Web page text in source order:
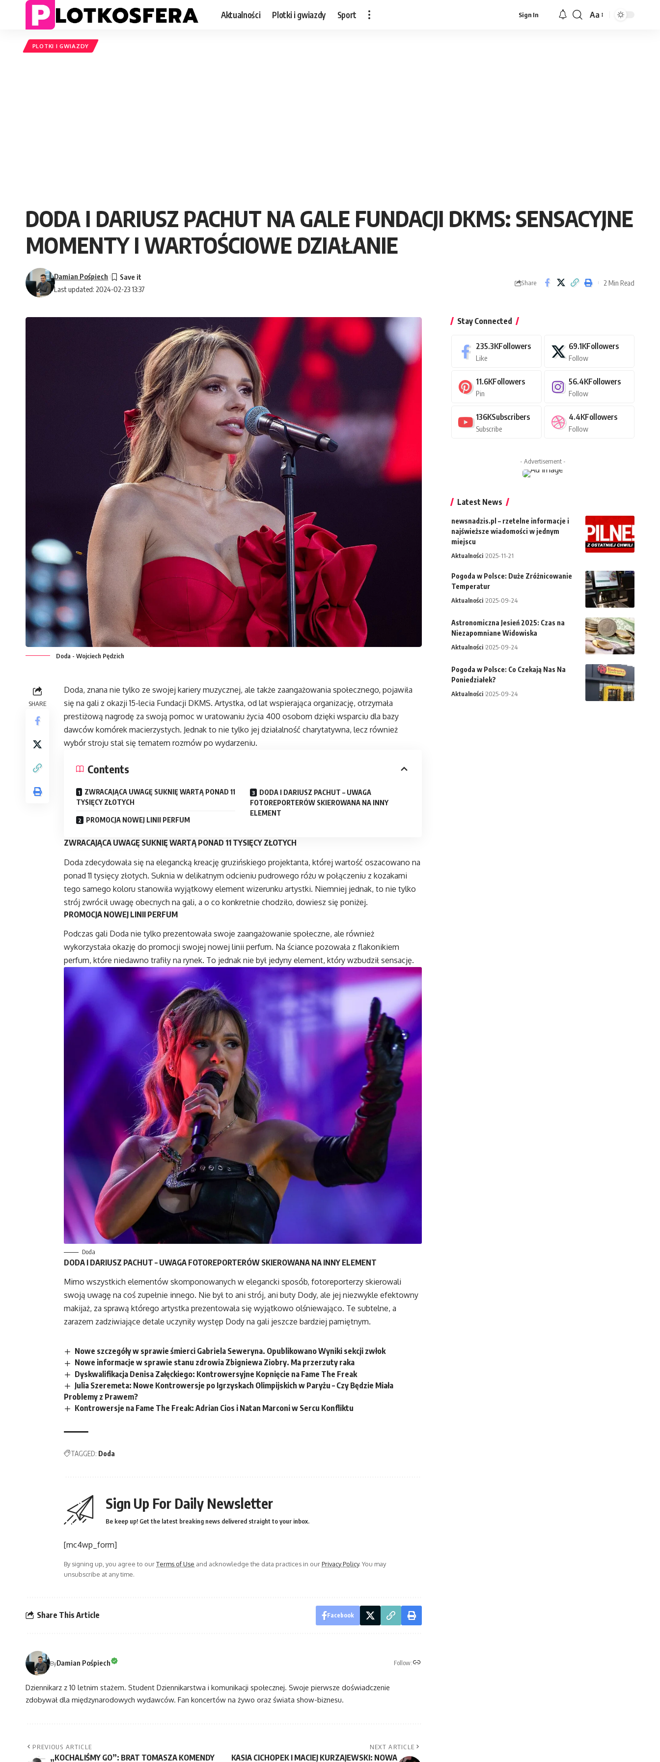
Aktualności Plotki i gwiazdy Sport Sign In
Font
Aa
PLOTKI I GWIAZDY
DODA I DARIUSZ PACHUT NA GALE FUNDACJI DKMS: SENSACYJNE
MOMENTY I WARTOŚCIOWE DZIAŁANIE
Last updated: 2024-02-23 13:37
Damian Pośpiech
Share 2 Min Read
Doda - Wojciech Pędzich
SHARE
Doda, znana nie tylko ze swojej kariery muzycznej, ale także zaangażowania społecznego, pojawiła
się na gali z okazji 15-lecia Fundacji DKMS. Artystka, od lat wspierająca organizację, otrzymała
prestiżową nagrodę za swoją pomoc w uratowaniu życia 400 osobom dzięki wsparciu dla bazy
dawców komórek macierzystych. Jednak to nie tylko jej działalność charytatywna, lecz również
wybór stroju stał się tematem rozmów po wydarzeniu.
Contents
ZWRACAJĄCA UWAGĘ SUKNIĘ WARTĄ PONAD 11
TYSIĘCY ZŁOTYCH
PROMOCJA NOWEJ LINII PERFUM
DODA I DARIUSZ PACHUT – UWAGA
FOTOREPORTERÓW SKIEROWANA NA INNY
ELEMENT
ZWRACAJĄCA UWAGĘ SUKNIĘ WARTĄ PONAD 11 TYSIĘCY ZŁOTYCH
Doda zdecydowała się na elegancką kreację gruzińskiego projektanta, której wartość oszacowano na
ponad 11 tysięcy złotych. Suknia w delikatnym odcieniu pudrowego różu w połączeniu z kozakami
tego samego koloru stanowiła wyjątkowy element wizerunku artystki. Niemniej jednak, to nie tylko
strój zwrócił uwagę obecnych na gali, a o co konkretnie chodziło, dowiesz się poniżej.
PROMOCJA NOWEJ LINII PERFUM
Podczas gali Doda nie tylko prezentowała swoje zaangażowanie społeczne, ale również
wykorzystała okazję do promocji swojej nowej linii perfum. Na ściance pozowała z flakonikiem
perfum, które niedawno trafiły na rynek. To jednak nie był jedyny element, który wzbudził sensację.
Doda
DODA I DARIUSZ PACHUT – UWAGA FOTOREPORTERÓW SKIEROWANA NA INNY ELEMENT
Mimo wszystkich elementów skomponowanych w elegancki sposób, fotoreporterzy skierowali
swoją uwagę na coś zupełnie innego. Nie był to ani strój, ani buty Dody, ale jej niezwykle efektowny
makijaż, za sprawą którego artystka prezentowała się wyjątkowo olśniewająco. Te subtelne, a
zarazem zadziwiające detale uczyniły występ Dody na gali jeszcze bardziej pamiętnym.
Nowe szczegóły w sprawie śmierci Gabriela Seweryna. Opublikowano Wyniki sekcji zwłok
Nowe informacje w sprawie stanu zdrowia Zbigniewa Ziobry. Ma przerzuty raka
Dyskwalifikacja Denisa Załęckiego: Kontrowersyjne Kopnięcie na Fame The Freak
Julia Szeremeta: Nowe Kontrowersje po Igrzyskach Olimpijskich w Paryżu – Czy Będzie Miała
Problemy z Prawem?
Kontrowersje na Fame The Freak: Adrian Cios i Natan Marconi w Sercu Konfliktu
TAGGED: Doda
Sign Up For Daily Newsletter
Be keep up! Get the latest breaking news delivered straight to your inbox.
[mc4wp_form]
By signing up, you agree to ourTerms of Use and acknowledge the data practices in ourPrivacy Policy. You may
unsubscribe at any time.
Share This Article Facebook
ByDamian Pośpiech Follow:
Dziennikarz z 10 letnim stażem. Student Dziennikarstwa i komunikacji społecznej. Swoje pierwsze doświadczenie
zdobywał dla międzynarodowych wydawców. Fan koncertów na żywo oraz świata show-biznesu.
PREVIOUS ARTICLE
„KOCHALIŚMY GO”: BRAT TOMASZA KOMENDY
NEXT ARTICLE
KASIA CICHOPEK I MACIEJ KURZAJEWSKI: NOWA
Stay Connected
235.3KFollowers
Like
69.1KFollowers
Follow
11.6KFollowers
Pin
56.4KFollowers
Follow
136KSubscribers
Subscribe
4.4KFollowers
Follow
- Advertisement -
Latest News
newsnadzis.pl – rzetelne informacje i
najświeższe wiadomości w jednym
miejscu
Aktualności 2025-11-21
Pogoda w Polsce: Duże Zróżnicowanie
Temperatur
Aktualności 2025-09-24
Astronomiczna Jesień 2025: Czas na
Niezapomniane Widowiska
Aktualności 2025-09-24
Pogoda w Polsce: Co Czekają Nas Na
Poniedziałek?
Aktualności 2025-09-24